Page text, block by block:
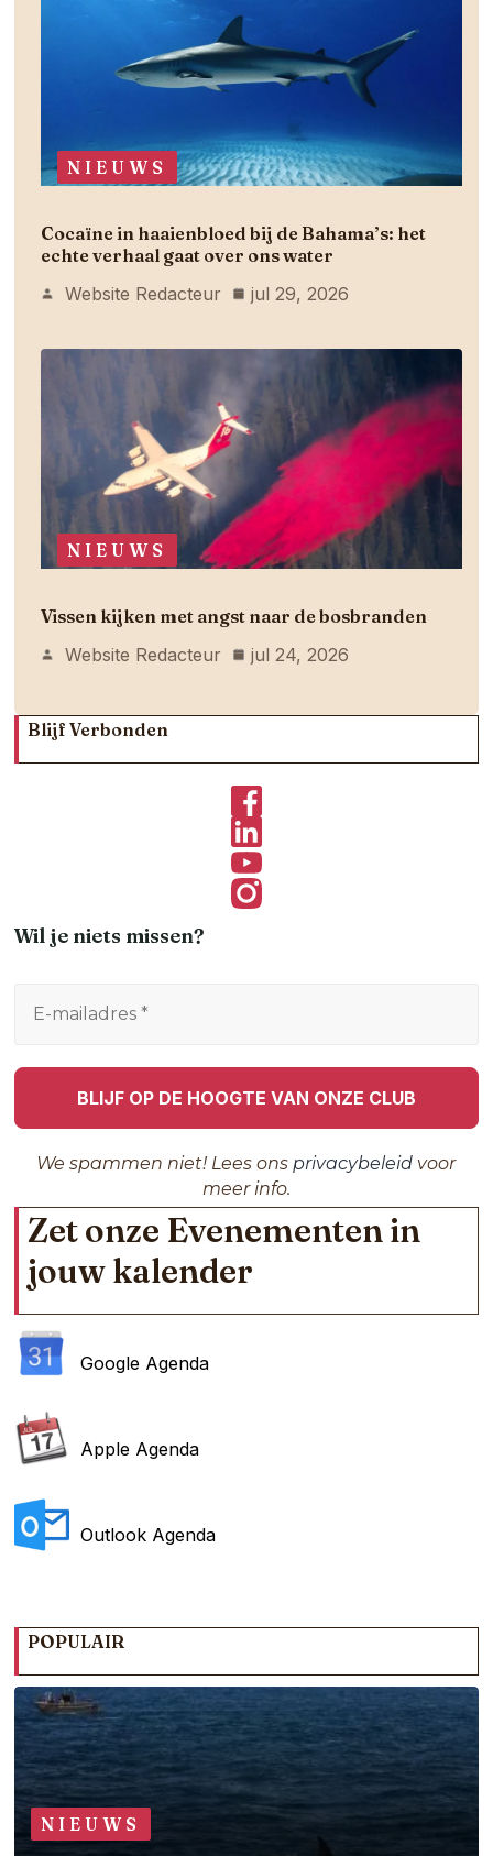
NIEUWS
Cocaïne in haaienbloed bij de Bahama’s: het
echte verhaal gaat over ons water
Website Redacteur
jul 29, 2026
NIEUWS
Vissen kijken met angst naar de bosbranden
Website Redacteur
jul 24, 2026
Blijf Verbonden
Wil je niets missen?
We spammen niet! Lees onsprivacybeleid voor
meer info.
Zet onze Evenementen in
jouw kalender
Google Agenda
Apple Agenda
Outlook Agenda
POPULAIR
NIEUWS